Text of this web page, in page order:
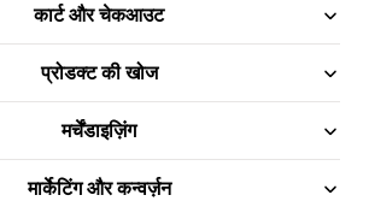
कार्ट और चेकआउट
प्रोडक्ट की खोज
मर्चेंडाइज़िंग
मार्केटिंग और कन्वर्ज़न